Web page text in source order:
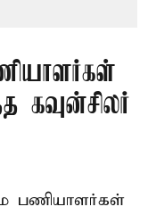
கவுன்சிலர்
பணியாளர்கள்